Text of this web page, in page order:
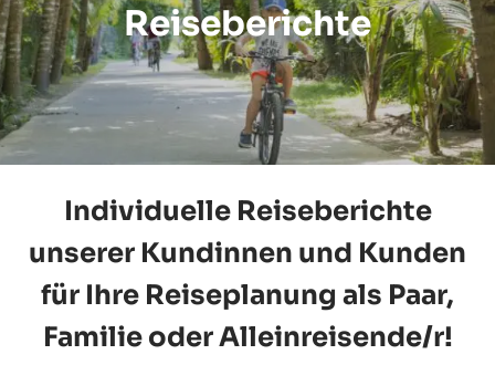
Reiseberichte
Individuelle Reiseberichte
unserer Kundinnen und Kunden
für Ihre Reiseplanung als Paar,
Familie oder Alleinreisende/r!